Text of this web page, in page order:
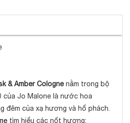
& Amber Cologne nằm trong bộ
của Jo Malone là nước hoa
đêm của xạ hương và hổ phách.
tìm hiểu các nốt hương: